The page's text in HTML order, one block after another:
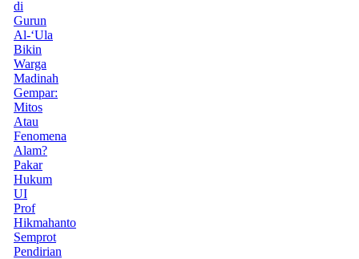
di
Gurun
Al-‘Ula
Bikin
Warga
Madinah
Gempar:
Mitos
Atau
Fenomena
Alam?
Pakar
Hukum
UI
Prof
Hikmahanto
Semprot
Pendirian